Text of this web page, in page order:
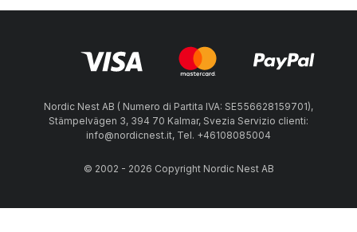
Nordic Nest AB ( Numero di Partita IVA: SE556628159701),
Stämpelvägen 3, 394 70 Kalmar, Svezia Servizio clienti:
info@nordicnest.it, Tel. +46108085004
© 2002 - 2026 Copyright Nordic Nest AB